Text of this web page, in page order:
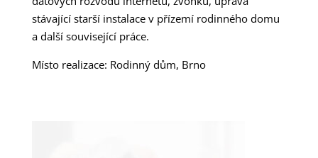
stávající starší instalace v přízemí rodinného domu
a další související práce.
Místo realizace: Rodinný dům, Brno